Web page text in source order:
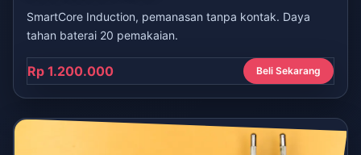
SmartCore Induction, pemanasan tanpa kontak. Daya
tahan baterai 20 pemakaian.
Rp 1.200.000 Beli Sekarang